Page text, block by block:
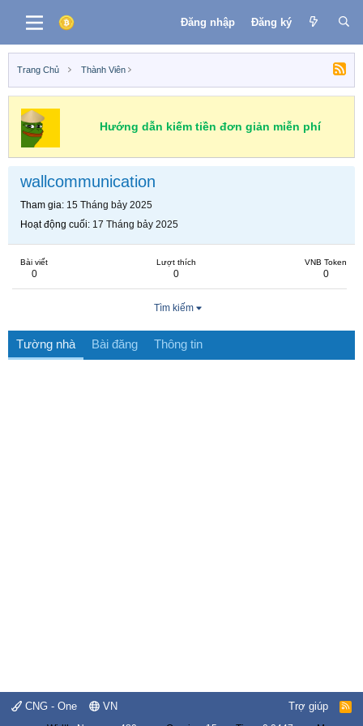
Đăng nhập Đăng ký
Trang Chủ Thành Viên
Hướng dẫn kiếm tiền đơn giản miễn phí
wallcommunication
Tham gia 15 Tháng bảy 2025
Hoạt động cuối 17 Tháng bảy 2025
Bài viết
0
Lượt thích
0
VNB Token
0
Tìm kiếm
Tường nhà Bài đăng Thông tin
CNG - One VN Trợ giúp
R